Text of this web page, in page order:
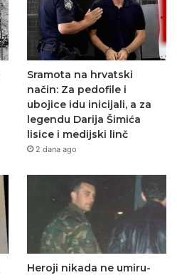
Sramota na hrvatski
način: Za pedofile i
ubojice idu inicijali, a za
legendu Darija Šimića
lisice i medijski linč
2 dana ago
Heroji nikada ne umiru-